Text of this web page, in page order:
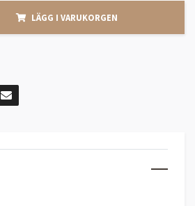
LÄGG I VARUKORGEN